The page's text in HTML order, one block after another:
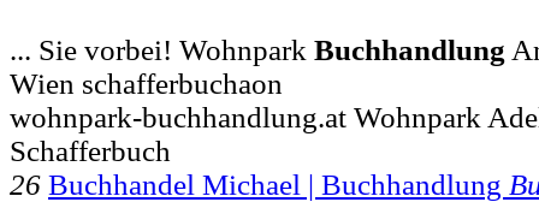
... Sie vorbei! Wohnpark Buchhandlung
Wien schafferbuchaon
wohnpark-buchhandlung.at Wohnpark
Schafferbuch
26 Buchhandel Michael | Buchhandlung